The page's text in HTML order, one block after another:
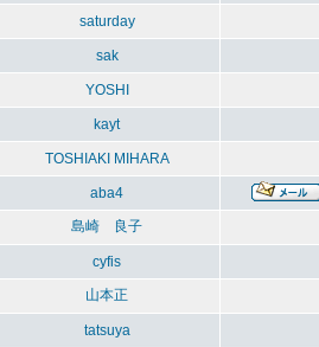
saturday
sak
YOSHI
kayt
TOSHIAKI MIHARA
aba4
島崎 良子
cyfis
山本正
tatsuya